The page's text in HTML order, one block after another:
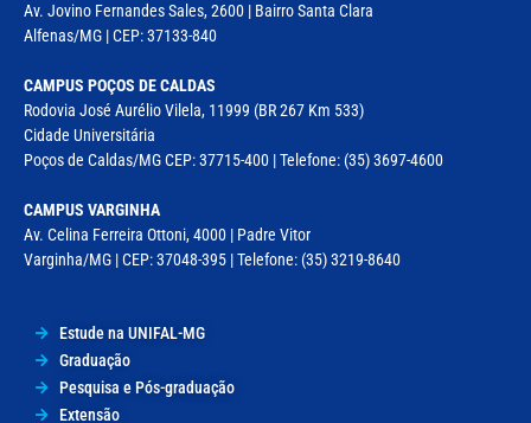
Av. Jovino Fernandes Sales, 2600 | Bairro Santa Clara
Alfenas/MG | CEP: 37133-840
CAMPUS POÇOS DE CALDAS
Rodovia José Aurélio Vilela, 11999 (BR 267 Km 533)
Cidade Universitária
Poços de Caldas/MG CEP: 37715-400 | Telefone: (35) 3697-4600
CAMPUS VARGINHA
Av. Celina Ferreira Ottoni, 4000 | Padre Vitor
Varginha/MG | CEP: 37048-395 | Telefone: (35) 3219-8640
Estude na UNIFAL-MG
Graduação
Pesquisa e Pós-graduação
Extensão